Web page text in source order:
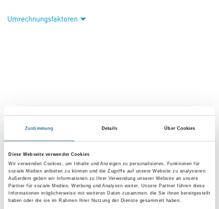
Zustimmung Details Über Cookies
Diese Webseite verwendet Cookies
Wir verwenden Cookies, um Inhalte und Anzeigen zu personalisieren, Funktionen für
soziale Medien anbieten zu können und die Zugriffe auf unsere Website zu analysieren.
Außerdem geben wir Informationen zu Ihrer Verwendung unserer Website an unsere
Partner für soziale Medien, Werbung und Analysen weiter. Unsere Partner führen diese
Informationen möglicherweise mit weiteren Daten zusammen, die Sie ihnen bereitgestellt
haben oder die sie im Rahmen Ihrer Nutzung der Dienste gesammelt haben.
Umrechnungsfaktoren
PRODUKTEIGENSCHAFTEN
Produkteigenschaft
- Im Karton